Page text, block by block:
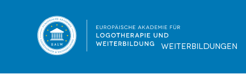
Weiterbildungen
Diplomarbeit, Ofner Monika
Dateigröße: 307.78 KBDateiformat :PDF
Vorschau